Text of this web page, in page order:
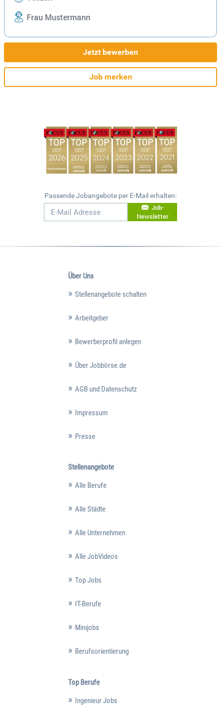
Frau Mustermann
Jetzt bewerben
Job merken
Passende Jobangebote per E-Mail erhalten:
Job-
Newsletter
Über Uns
Stellenangebote schalten
Arbeitgeber
Bewerberprofil anlegen
Über Jobbörse.de
AGB und Datenschutz
Impressum
Presse
Stellenangebote
Alle Berufe
Alle Städte
Alle Unternehmen
Alle JobVideos
Top Jobs
IT-Berufe
Minijobs
Berufsorientierung
Top Berufe
Ingenieur Jobs